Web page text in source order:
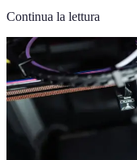
Continua la lettura